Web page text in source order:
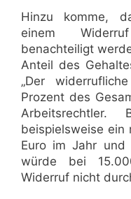
Hinzu komme,
einem
benachteiligt
Anteil des
„Der
Prozent des
Arbeitsrechtler.
beispielsweise ein
Euro im Jahr und
würde bei
Widerruf nicht